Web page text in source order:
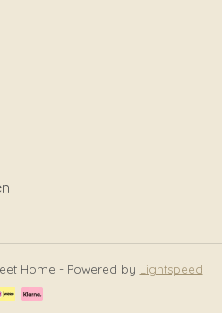
Home - Powered by Lightspeed